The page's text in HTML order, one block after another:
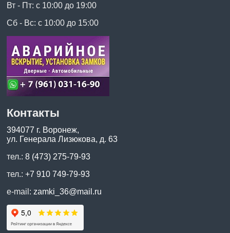
Вт - Пт: с 10:00 до 19:00
Сб - Вс: с 10:00 до 15:00
Контакты
394077 г. Воронеж,
ул. Генерала Лизюкова, д. 63
тел.:8 (473) 275-79-93
тел.:+7 910 749-79-93
e-mail: zamki_36@mail.ru